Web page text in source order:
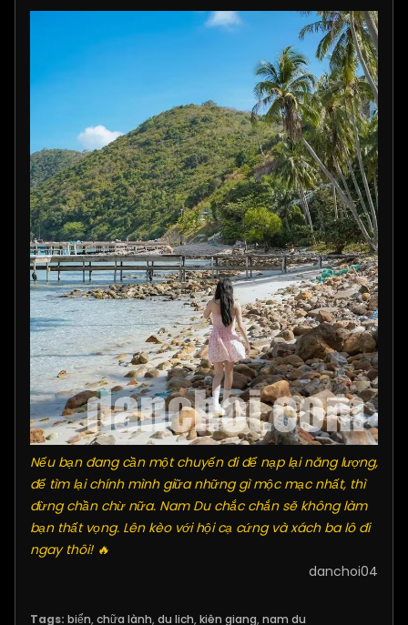
Nếu bạn đang cần một chuyến đi để nạp lại năng lượng,
để tìm lại chính mình giữa những gì mộc mạc nhất, thì
đừng chần chừ nữa. Nam Du chắc chắn sẽ không làm
bạn thất vọng. Lên kèo với hội cạ cứng và xách ba lô đi
ngay thôi! 🔥
danchoi04
Tags: biển, chữa lành, du lich, kiên giang, nam du